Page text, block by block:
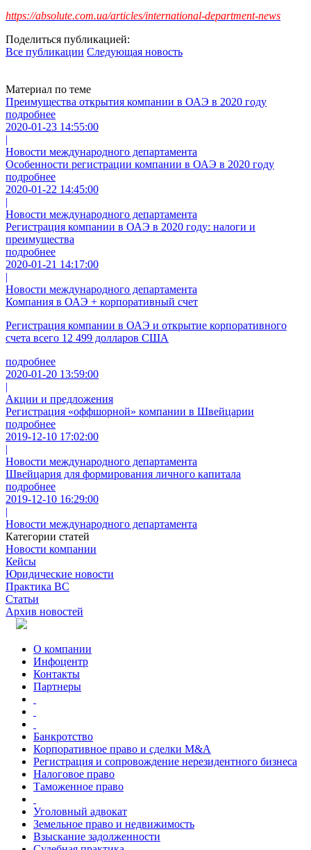
https://absolute.com.ua/articles/international-department-news
Поделиться публикацией:
Все публикации Следующая новость
Материал по теме
Преимущества открытия компании в ОАЭ в 2020 году
подробнее
2020-01-23 14:55:00
|
Новости международного департамента
Особенности регистрации компании в ОАЭ в 2020 году
подробнее
2020-01-22 14:45:00
|
Новости международного департамента
Регистрация компании в ОАЭ в 2020 году: налоги и
преимущества
подробнее
2020-01-21 14:17:00
|
Новости международного департамента
Компания в ОАЭ + корпоративный счет
Регистрация компании в ОАЭ и открытие корпоративного
счета всего 12 499 долларов США
подробнее
2020-01-20 13:59:00
|
Акции и предложения
Регистрация «оффшорной» компании в Швейцарии
подробнее
2019-12-10 17:02:00
|
Новости международного департамента
Швейцария для формирования личного капитала
подробнее
2019-12-10 16:29:00
|
Новости международного департамента
Категории статей
Новости компании
Кейсы
Юридические новости
Практика ВС
Статьи
Архив новостей
О компании
Инфоцентр
Контакты
Партнеры
Банкротство
Корпоративное право и сделки M&A
Регистрация и сопровождение нерезидентного бизнеса
Налоговое право
Таможенное право
Уголовный адвокат
Земельное право и недвижимость
Взыскание задолженности